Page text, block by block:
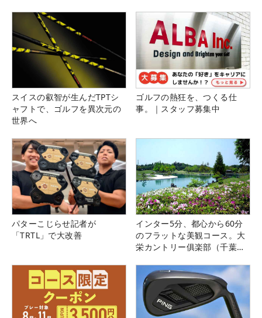
スイスの叡智が生んだTPTシ
ャフトで、ゴルフを異次元の
世界へ
ゴルフの熱狂を、つくる仕
事。｜スタッフ募集中
パターこじらせ記者が
「TRTL」で大改善
インター5分、都心から60分
のフラットな美観コース。大
栄カントリー俱楽部（千葉